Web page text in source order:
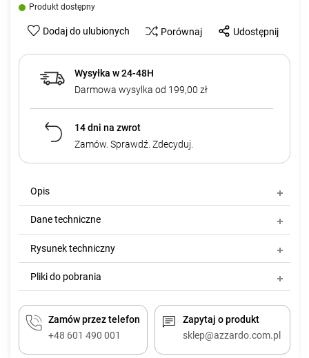
Produkt dostępny
Dodaj do ulubionych Porównaj Udostępnij
Wysyłka w 24-48H
Darmowa wysylka od 199,00 zł
14 dni na zwrot
Zamów. Sprawdź. Zdecyduj.
Opis
Dane techniczne
Rysunek techniczny
Pliki do pobrania
Zamów przez telefon
+48 601 490 001
Zapytaj o produkt
sklep@azzardo.com.pl